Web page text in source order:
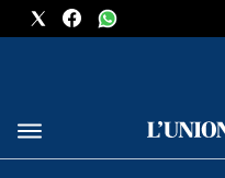
METEO